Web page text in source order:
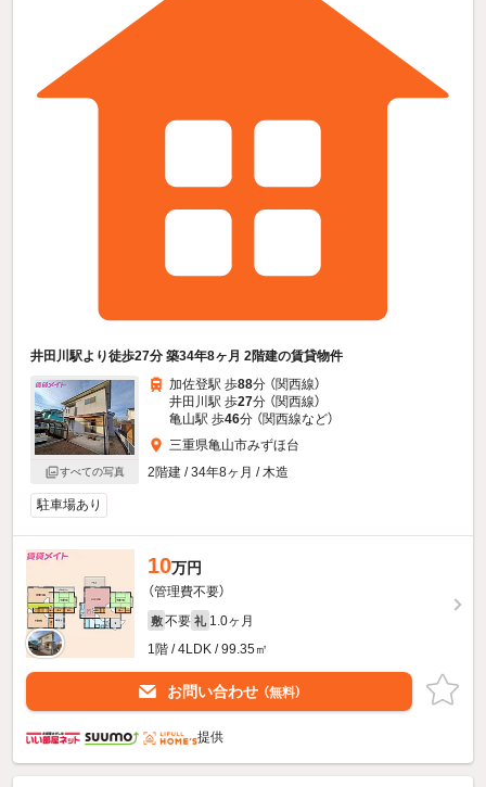
井田川駅より徒歩27分 築34年8ヶ月 2階建の賃貸物件
すべての写真
加佐登駅 歩88分 （関西線）
井田川駅 歩27分 （関西線）
亀山駅 歩46分 （関西線など）
三重県亀山市みずほ台
2階建 / 34年8ヶ月 / 木造
駐車場あり
10万円
（管理費不要）
敷 不要 礼 1.0ヶ月
1階 / 4LDK / 99.35㎡
お問い合わせ （無料）
提供